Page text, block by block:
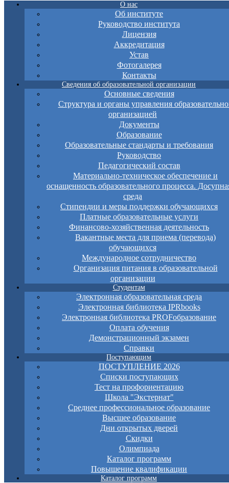
О нас
Об институте
Руководство института
Лицензия
Аккредитация
Устав
Фотогалерея
Контакты
Сведения об образовательной организации
Основные сведения
Структура и органы управления
организацией
Документы
Образование
Образовательные стандарты и требования
Руководство
Педагогический состав
Материально-техническое обеспечение и
оснащенность образовательного процесса.
среда
Стипендии и меры поддержки обучающихся
Платные образовательные услуги
Финансово-хозяйственная деятельность
Вакантные места для приема (перевода)
обучающихся
Международное сотрудничество
Организация питания в образовательной
организации
Студентам
Электронная образовательная среда
Электронная библиотека IPRbooks
Электронная библиотека PROFобразование
Оплата обучения
Демонстрационный экзамен
Справки
Поступающим
ПОСТУПЛЕНИЕ 2026
Списки поступающих
Тест на профориентацию
Школа "Экстернат"
Среднее профессиональное образование
Высшее образование
Дни открытых дверей
Скидки
Олимпиада
Каталог программ
Повышение квалификации
Каталог программ